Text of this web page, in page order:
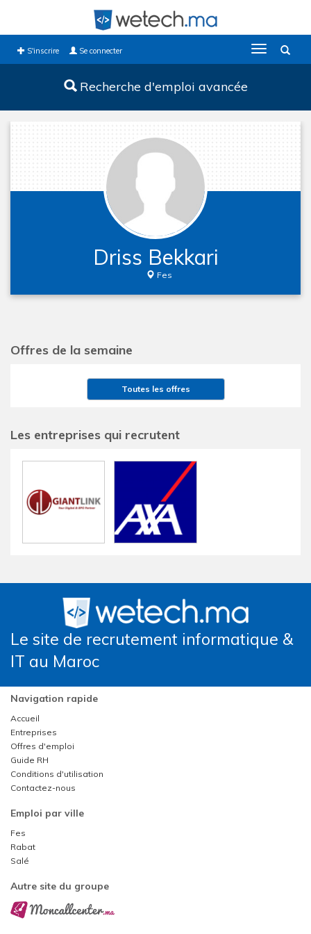
S'inscrire Se connecter
Toggle
navigation
Recherche d'emploi avancée
Driss Bekkari
Fes
Offres de la semaine
Toutes les offres
Les entreprises qui recrutent
Le site de recrutement informatique &
IT au Maroc
Navigation rapide
Accueil
Entreprises
Offres d'emploi
Guide RH
Conditions d'utilisation
Contactez-nous
Emploi par ville
Fes
Rabat
Salé
Autre site du groupe